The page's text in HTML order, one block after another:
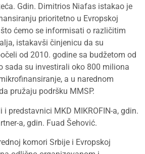
Gdin. Dimitrios Niafas istakao je
prioritetno u Evropskoj
ćemo se informisati o različitim
istakavši činjenicu da su
od 2010. godine sa budžetom od
sada su investirali oko 800 miliona
a u narednom
pružaju podršku MMSP.
predstavnici MKD MIKROFIN-a, gdin.
a, gdin. Fuad Šehović.
komori Srbije i Evropskoj